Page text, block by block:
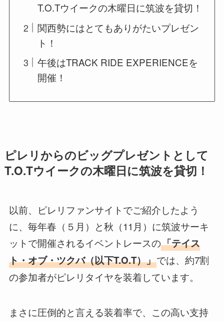
T.O.Tウイークの木曜日に筑波を貸切！
関西勢にはとてもありがたいプレゼン
ト！
午後はTRACK RIDE EXPERIENCEを
開催！
ピレリからのビッグプレゼントとして
T.O.Tウイークの木曜日に筑波を貸切！
以前、ピレリファンサイトでご紹介したよう
に、毎年春（５月）と秋（11月）に筑波サーキ
ットで開催されるイベントレースの「テイス
ト・オブ・ツクバ（以下T.O.T）」では、約7割
の参加者がピレリタイヤを装着しています。
まさに圧倒的と言える装着率で、この高い支持